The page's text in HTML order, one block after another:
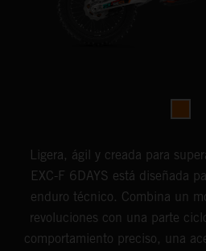
Ligera, ágil y creada para
EXC-F 6DAYS está diseñada
enduro técnico. Combina un
revoluciones con una parte
comportamiento preciso, una